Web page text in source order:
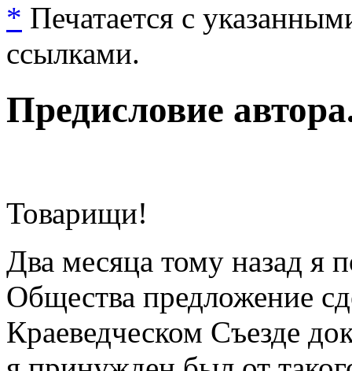
* Печатается с
ссылками.
Предисловие
Товарищи!
Два месяца тому назад я
Общества предложение
Краеведческом Съезде